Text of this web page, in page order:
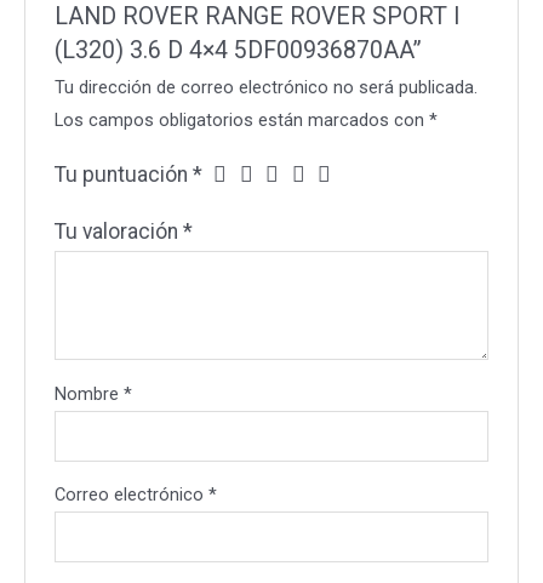
5DF00936870AA
cantidad
LAND ROVER RANGE ROVER SPORT I
(L320) 3.6 D 4×4 5DF00936870AA”
Tu dirección de correo electrónico no será publicada.
Los campos obligatorios están marcados con*
Tu puntuación*
Tu valoración*
Nombre*
Correo electrónico*